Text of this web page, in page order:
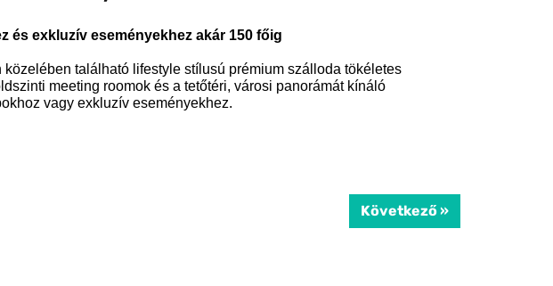
és exkluzív eseményekhez akár 150 főig
található lifestyle stílusú prémium szálloda tökéletes
meeting roomok és a tetőtéri, városi panorámát kínáló
vagy exkluzív eseményekhez.
Következő »